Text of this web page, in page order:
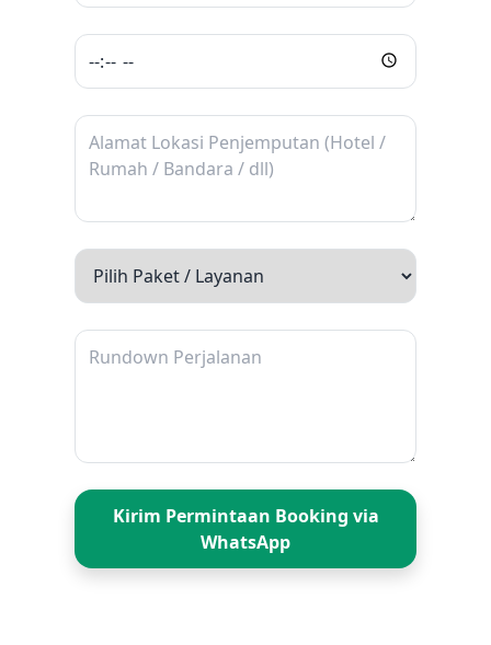
1. Kebun Raya Bogor
Taman botani terbesar di Indonesia ini memiliki
ribuan koleksi tanaman dari seluruh dunia.
wisata edukasi maupun rekreasi santai.
2. Istana Bogor
Salah satu istana kepresidenan yang terkenal
berkeliaran. Arsitekturnya bersejarah dan
lingkungannya sangat indah.
Terletak di Cisarua, tempat ini menawarkan
Dikenal dengan hamparan kebun teh dan udara
pegunungan yang sejuk. Tempat ideal untuk
bersantai, berfoto, atau menikmati kuliner
Kirim Permintaan Booking via
WhatsApp